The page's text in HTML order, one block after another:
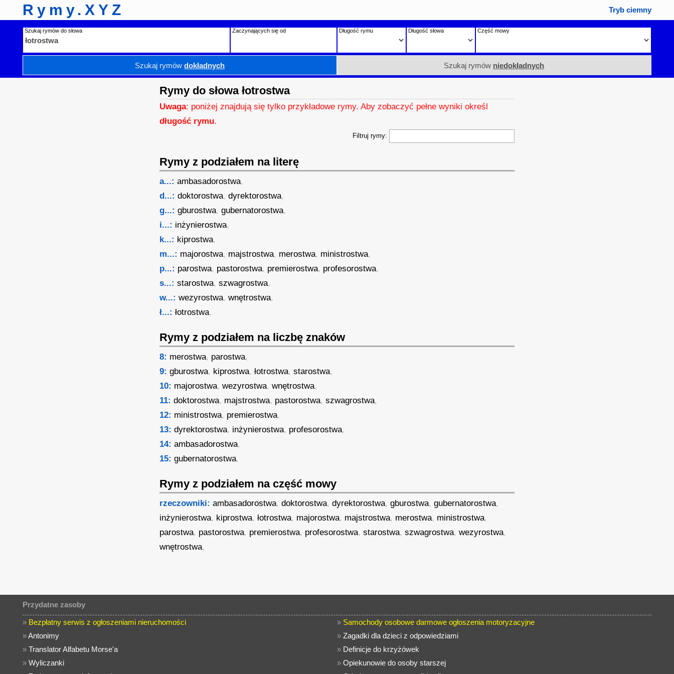
Rymy.XYZ Tryb ciemny
Szukaj rymów do słowa Zaczynających się od Długość rymu Długość słowa Część mowy
Szukaj rymówdokładnych Szukaj rymów niedokładnych
Rymy do słowa łotrostwa
Uwaga: poniżej znajdują się tylko przykładowe rymy. Aby zobaczyć pełne wyniki określ
długość rymu.
Filtruj rymy:
Rymy z podziałem na literę
a...: ambasadorostwa,
d...: doktorostwa,dyrektorostwa,
g...: gburostwa,gubernatorostwa,
i...: inżynierostwa,
k...: kiprostwa,
m...: majorostwa, majstrostwa, merostwa, ministrostwa,
p...: parostwa, pastorostwa, premierostwa, profesorostwa,
s...: starostwa,szwagrostwa,
w...: wezyrostwa,wnętrostwa,
ł...: łotrostwa,
Rymy z podziałem na liczbę znaków
8: merostwa, parostwa,
9: gburostwa, kiprostwa,łotrostwa,starostwa,
10: majorostwa,wezyrostwa,wnętrostwa,
11: doktorostwa, majstrostwa, pastorostwa,szwagrostwa,
12: ministrostwa, premierostwa,
13: dyrektorostwa, inżynierostwa, profesorostwa,
14: ambasadorostwa,
15: gubernatorostwa,
Rymy z podziałem na część mowy
rzeczowniki: ambasadorostwa,doktorostwa,dyrektorostwa,gburostwa,gubernatorostwa,
inżynierostwa, kiprostwa,łotrostwa, majorostwa, majstrostwa, merostwa, ministrostwa,
parostwa, pastorostwa, premierostwa, profesorostwa,starostwa,szwagrostwa,wezyrostwa,
wnętrostwa,
Przydatne zasoby
» Bezpłatny serwis z ogłoszeniami nieruchomości » Samochody osobowe darmowe ogłoszenia motoryzacyjne
»Antonimy » Zagadki dla dzieci z odpowiedziami
»Translator Alfabetu Morse'a » Definicje do krzyżówek
»Wyliczanki » Opiekunowie do osoby starszej